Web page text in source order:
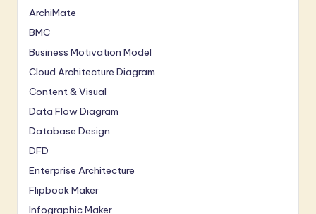
ArchiMate
BMC
Business Motivation Model
Cloud Architecture Diagram
Content & Visual
Data Flow Diagram
Database Design
DFD
Enterprise Architecture
Flipbook Maker
Infographic Maker